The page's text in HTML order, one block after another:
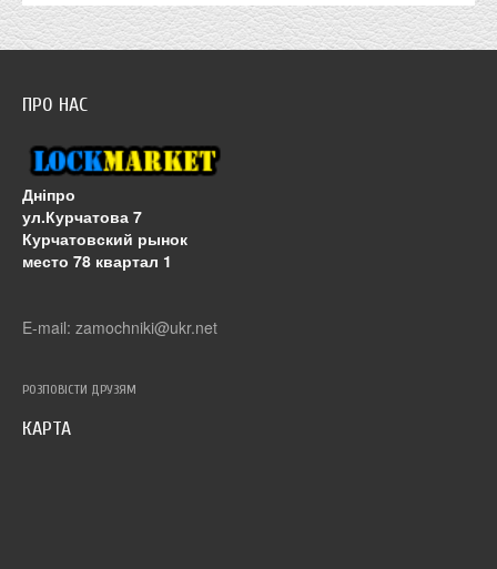
ПРО НАС
Дніпро
ул.Курчатова 7
Курчатовский рынок
место 78 квартал 1
E-mail: zamochniki@ukr.net
РОЗПОВІСТИ ДРУЗЯМ
КАРТА